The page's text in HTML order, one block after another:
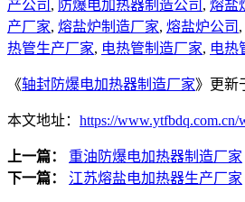
产公司 , 防爆电加热器制造公司 , 熔盐
产厂家, 熔盐炉制造厂家, 熔盐炉公司 ,
热管生产厂家, 电热管制造厂家, 电热
《轴封防爆电加热器制造厂家》更新
本文地址： https://www.ytfbdq.com.cn/
上一篇：
重油防爆电加热器制造厂家
下一篇：
江苏熔盐电加热器生产厂家